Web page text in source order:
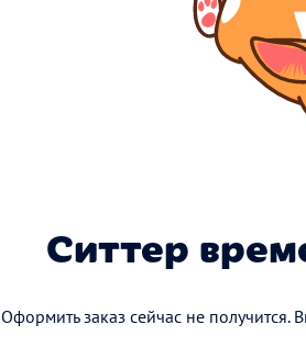
Ситтер
Оформить заказ сейчас не получится.